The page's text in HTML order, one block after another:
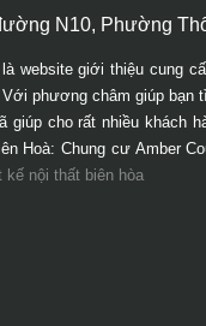
N10, Phường
là website giới thiệu cung
phương châm giúp
giúp cho rất nhiều khách
Hoà: Chung cư Amber
kế nội thất biên hòa